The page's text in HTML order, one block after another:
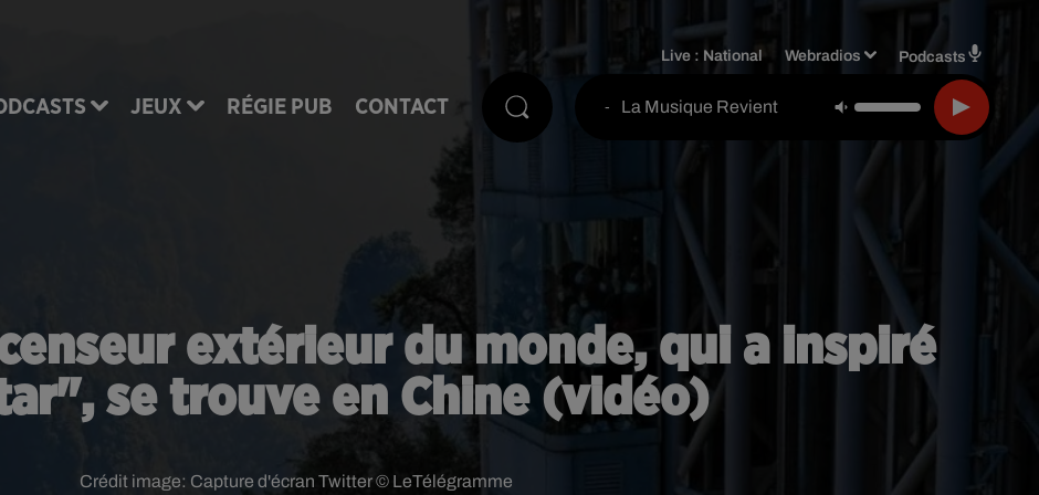
JEUX RÉGIE PUB CONTACT
Live : National Webradios Podcasts
- La Musique Revient
extérieur du monde, qui a inspiré
se trouve en Chine (vidéo)
Crédit image: Capture d'écran Twitter © LeTélégramme